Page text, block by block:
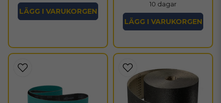
LÄGG I VARUKORGEN
10 dagar
LÄGG I VARUKORGEN